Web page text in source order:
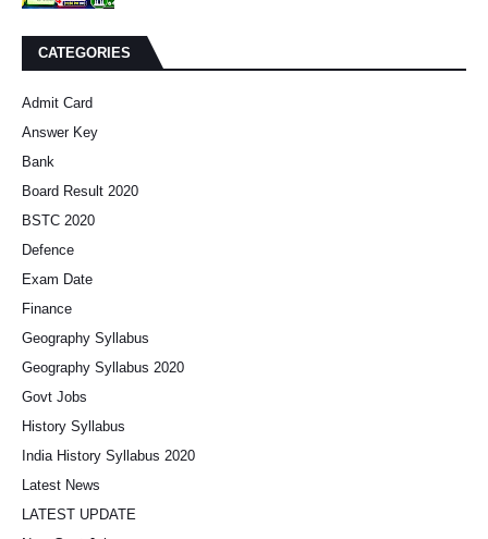
CATEGORIES
Admit Card
Answer Key
Bank
Board Result 2020
BSTC 2020
Defence
Exam Date
Finance
Geography Syllabus
Geography Syllabus 2020
Govt Jobs
History Syllabus
India History Syllabus 2020
Latest News
LATEST UPDATE